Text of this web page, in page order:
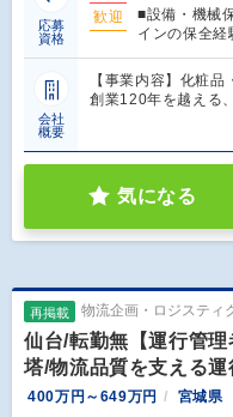
応募
資格
歓迎
■設備・機械
インの保全
会社
概要
【事業内容】化粧
創業120年を越える
気になる
再掲載 物流企画・ロジスティ
仙台/転勤無【運行管
塔/物流品質を支える運
400万円～649万円 宮城県